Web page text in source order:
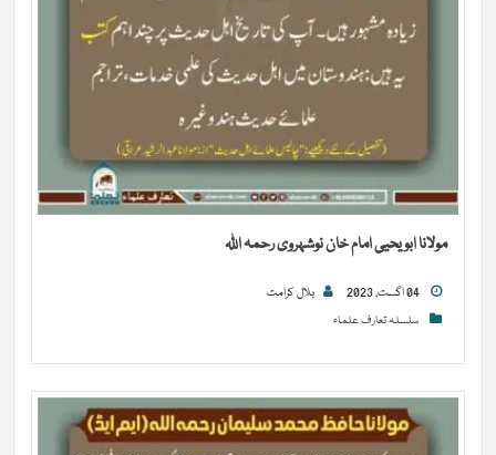
مولانا ابو یحیی امام خان نوشہروی رحمہ اللہ
بلال کرامت
سلسلہ تعارف علماء